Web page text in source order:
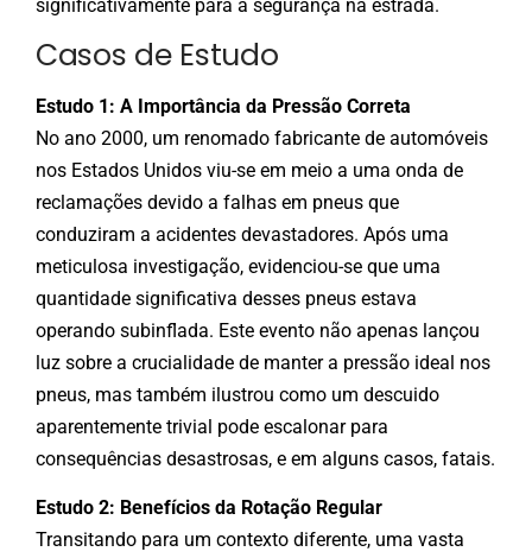
significativamente para a segurança na estrada.
Casos de Estudo
Estudo 1: A Importância da Pressão Correta
No ano 2000, um renomado fabricante de automóveis
nos Estados Unidos viu-se em meio a uma onda de
reclamações devido a falhas em pneus que
conduziram a acidentes devastadores. Após uma
meticulosa investigação, evidenciou-se que uma
quantidade significativa desses pneus estava
operando subinflada. Este evento não apenas lançou
luz sobre a crucialidade de manter a pressão ideal nos
pneus, mas também ilustrou como um descuido
aparentemente trivial pode escalonar para
consequências desastrosas, e em alguns casos, fatais.
Estudo 2: Benefícios da Rotação Regular
Transitando para um contexto diferente, uma vasta